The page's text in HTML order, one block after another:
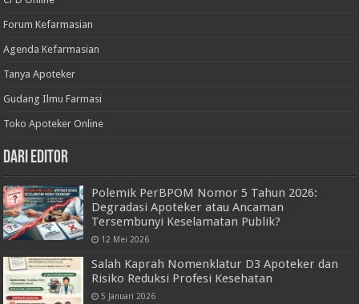
Forum Kefarmasian
Agenda Kefarmasian
Tanya Apoteker
Gudang Ilmu Farmasi
Toko Apoteker Online
Dari Editor
Polemik PerBPOM Nomor 5 Tahun 2026:
Degradasi Apoteker atau Ancaman
Tersembunyi Keselamatan Publik?
12 Mei 2026
Salah Kaprah Nomenklatur D3 Apoteker dan
Risiko Reduksi Profesi Kesehatan
5 Januari 2026